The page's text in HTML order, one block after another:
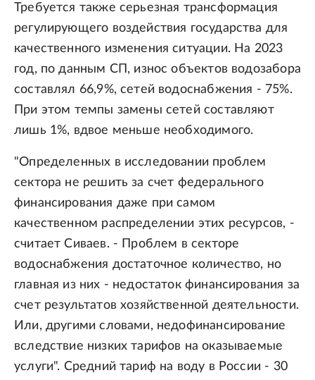
Требуется также серьезная трансформация
регулирующего воздействия государства для
качественного изменения ситуации. На 2023
год, по данным СП, износ объектов водозабора
составлял 66,9%, сетей водоснабжения - 75%.
При этом темпы замены сетей составляют
лишь 1%, вдвое меньше необходимого.
"Определенных в исследовании проблем
сектора не решить за счет федерального
финансирования даже при самом
качественном распределении этих ресурсов, -
считает Сиваев. - Проблем в секторе
водоснабжения достаточное количество, но
главная из них - недостаток финансирования за
счет результатов хозяйственной деятельности.
Или, другими словами, недофинансирование
вследствие низких тарифов на оказываемые
услуги". Средний тариф на воду в России - 30